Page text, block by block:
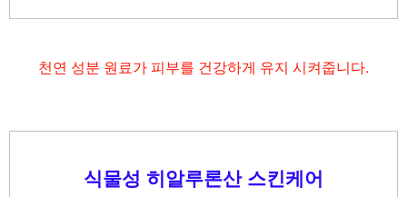
천연 성분 원료가 피부를 건강하게 유지 시켜줍니다.
식물성 히알루론산 스킨케어